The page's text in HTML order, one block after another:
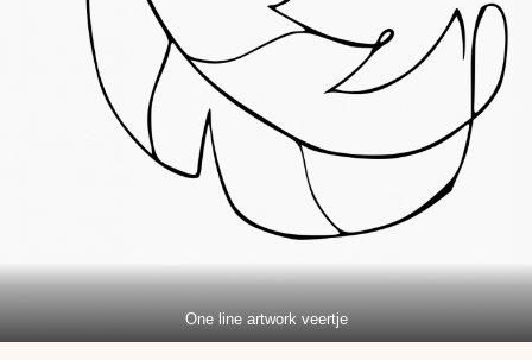
One line artwork veertje